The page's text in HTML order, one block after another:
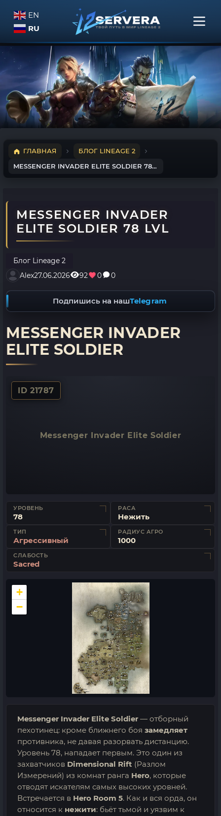
EN
RU
ГЛАВНАЯ
БЛОГ LINEAGE 2
MESSENGER INVADER ELITE SOLDIER 78 LVL
MESSENGER INVADER
ELITE SOLDIER 78 LVL
Блог Lineage 2
Alex27.06.2026 92 0 0
Подпишись на нашTelegram
MESSENGER INVADER
ELITE SOLDIER
ID 21787
Messenger Invader Elite Soldier
УРОВЕНЬ
78
РАСА
Нежить
ТИП
Агрессивный
РАДИУС АГРО
1000
СЛАБОСТЬ
Sacred
+
−
Messenger Invader Elite Soldier — отборный
пехотинец: кроме ближнего боя замедляет
противника, не давая разорвать дистанцию.
Уровень 78, нападает первым. Это один из
захватчиков Dimensional Rift (Разлом
Измерений) из комнат ранга Hero, которые
отводят искателям самых высоких уровней.
Встречается в Hero Room 5. Как и вся орда, он
относится к нежити: бьёт тьмой и уязвим к